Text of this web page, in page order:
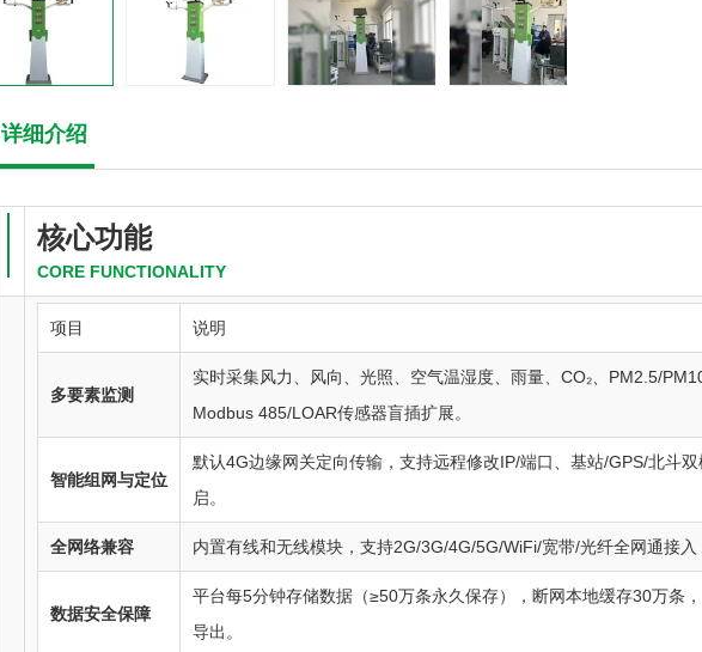
详细介绍
核心功能
CORE FUNCTIONALITY
项目 说明
多要素监测
实时采集风力、风向、光照、空气温湿度、雨量、CO₂、PM2.5/
Modbus 485/LOAR传感器盲插扩展。
智能组网与定位
默认4G边缘网关定向传输，支持远程修改IP/端口、基站/GPS/北斗
启。
全网络兼容 内置有线和无线模块，支持2G/3G/4G/5G/WiFi/宽带/光纤全网通接
数据安全保障
平台每5分钟存储数据（≥50万条永久保存），断网本地缓存30万条
导出。